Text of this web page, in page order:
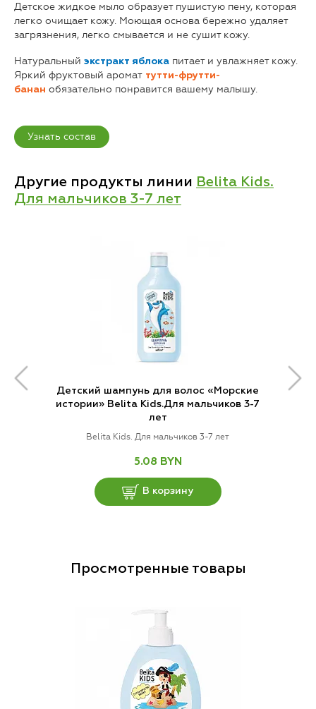
Детское жидкое мыло образует пушистую пену, которая
легко очищает кожу. Моющая основа бережно удаляет
загрязнения, легко смывается и не сушит кожу.
Натуральный экстракт яблока питает и увлажняет кожу.
Яркий фруктовый аромат тутти-фрутти-
банан обязательно понравится вашему малышу.
Узнать состав
Другие продукты линии Belita Kids.
Для мальчиков 3-7 лет
Детский шампунь для волос «Морские
истории» Belita Kids.Для мальчиков 3-7
лет
Belita Kids. Для мальчиков 3-7 лет
5.08 BYN
В корзину
Просмотренные товары